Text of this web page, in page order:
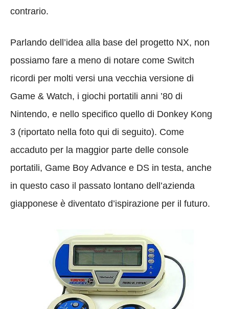
contrario.
Parlando dell’idea alla base del progetto NX, non
possiamo fare a meno di notare come Switch
ricordi per molti versi una vecchia versione di
Game & Watch, i giochi portatili anni ’80 di
Nintendo, e nello specifico quello di Donkey Kong
3 (riportato nella foto qui di seguito). Come
accaduto per la maggior parte delle console
portatili, Game Boy Advance e DS in testa, anche
in questo caso il passato lontano dell’azienda
giapponese è diventato d’ispirazione per il futuro.